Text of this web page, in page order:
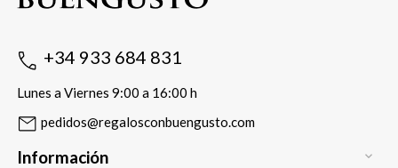
+34 933 684 831
Lunes a Viernes 9:00 a 16:00 h
pedidos@regalosconbuengusto.com
Información 